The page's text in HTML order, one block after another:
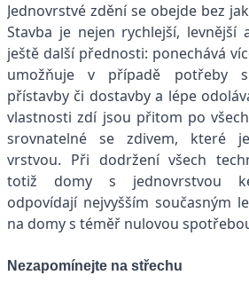
Jednovrstvé zdění se obejde bez
Stavba je nejen rychlejší, levnější
ještě další přednosti: ponechává
umožňuje v případě potřeby
přístavby či dostavby a lépe
vlastnosti zdí jsou přitom po
srovnatelné se zdivem, které
vrstvou. Při dodržení všech
totiž domy s jednovrstvou
odpovídají nejvyšším současným
na domy s téměř nulovou
Nezapomínejte na střechu